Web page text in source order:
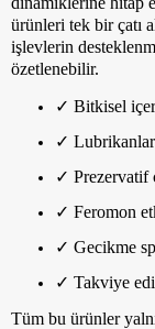
ürünleri tek bir çatı
işlevlerin
özetlenebilir.
✓ Bitkisel
✓ Lubrikanlar
✓ Prezervatif
✓ Feromon
✓ Gecikme
✓ Takviye
Tüm bu ürünler